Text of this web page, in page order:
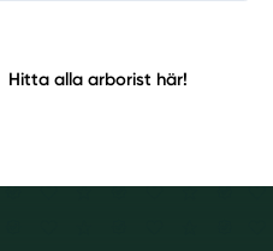
Hitta alla arborist här!